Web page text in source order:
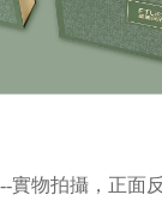
實物拍攝，正面